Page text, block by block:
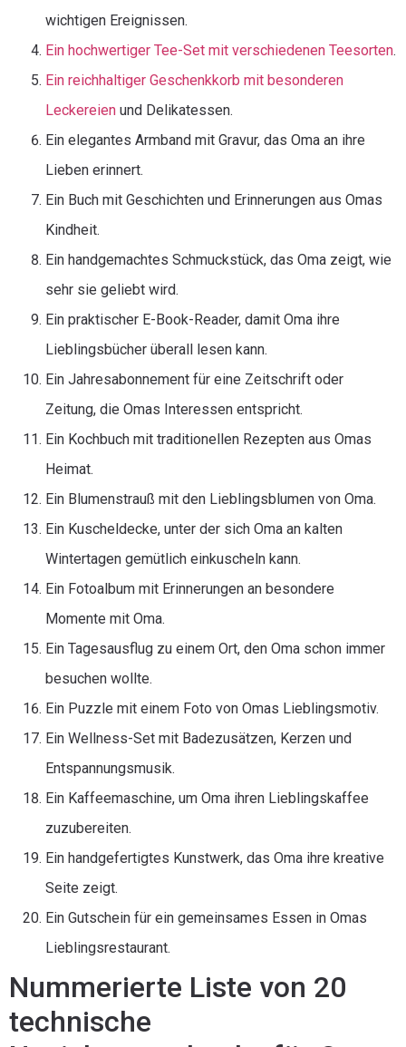
wichtigen Ereignissen.
Ein hochwertiger Tee-Set mit verschiedenen Teesorten.
Ein reichhaltiger Geschenkkorb mit besonderen
Leckereien und Delikatessen.
Ein elegantes Armband mit Gravur, das Oma an ihre
Lieben erinnert.
Ein Buch mit Geschichten und Erinnerungen aus Omas
Kindheit.
Ein handgemachtes Schmuckstück, das Oma zeigt, wie
sehr sie geliebt wird.
Ein praktischer E-Book-Reader, damit Oma ihre
Lieblingsbücher überall lesen kann.
Ein Jahresabonnement für eine Zeitschrift oder
Zeitung, die Omas Interessen entspricht.
Ein Kochbuch mit traditionellen Rezepten aus Omas
Heimat.
Ein Blumenstrauß mit den Lieblingsblumen von Oma.
Ein Kuscheldecke, unter der sich Oma an kalten
Wintertagen gemütlich einkuscheln kann.
Ein Fotoalbum mit Erinnerungen an besondere
Momente mit Oma.
Ein Tagesausflug zu einem Ort, den Oma schon immer
besuchen wollte.
Ein Puzzle mit einem Foto von Omas Lieblingsmotiv.
Ein Wellness-Set mit Badezusätzen, Kerzen und
Entspannungsmusik.
Ein Kaffeemaschine, um Oma ihren Lieblingskaffee
zuzubereiten.
Ein handgefertigtes Kunstwerk, das Oma ihre kreative
Seite zeigt.
Ein Gutschein für ein gemeinsames Essen in Omas
Lieblingsrestaurant.
Nummerierte Liste von 20
technische